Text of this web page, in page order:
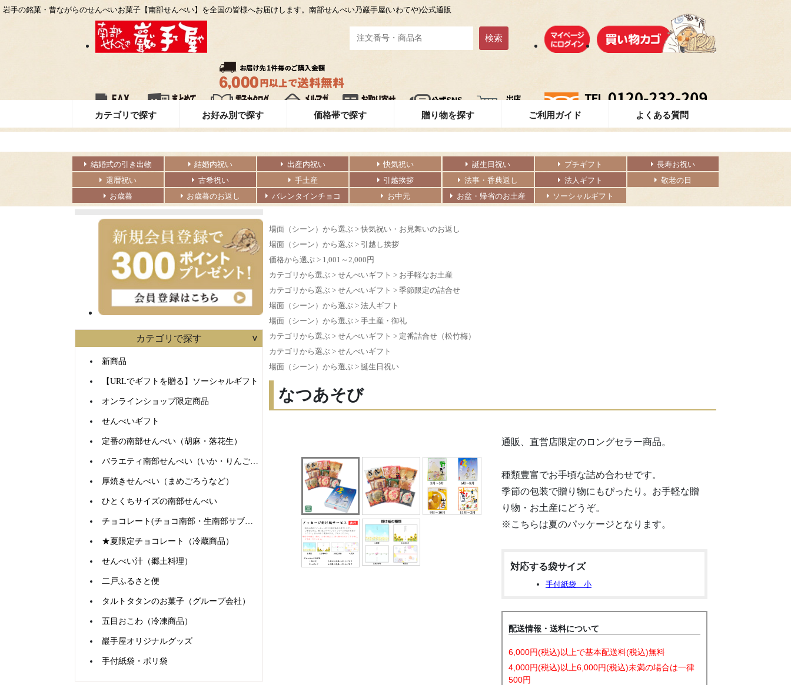
岩手の銘菓・昔ながらのせんべいお菓子【南部せんべい】を全国の皆様へお届けします。南部せんべい乃巖手屋(いわてや)公式通販
カテゴリで探す お好み別で探す 価格帯で探す 贈り物を探す ご利用ガイド よくある質問
結婚式の引き出物 結婚内祝い 出産内祝い 快気祝い 誕生日祝い プチギフト
長寿お祝い
還暦祝い
古希祝い 手土産 引越挨拶 法事・香典返し 法人ギフト
敬老の日
お歳暮
お歳暮のお返し バレンタインチョコ お中元 お盆・帰省のお土産 ソーシャルギフト
場面（シーン）から選ぶ > 快気祝い・お見舞いのお返し
場面（シーン）から選ぶ > 引越し挨拶
価格から選ぶ > 1,001～2,000円
カテゴリから選ぶ > せんべいギフト > お手軽なお土産
カテゴリから選ぶ > せんべいギフト > 季節限定の詰合せ
場面（シーン）から選ぶ > 法人ギフト
場面（シーン）から選ぶ > 手土産・御礼
カテゴリから選ぶ > せんべいギフト > 定番詰合せ（松竹梅）
カテゴリから選ぶ > せんべいギフト
場面（シーン）から選ぶ > 誕生日祝い
なつあそび
通販、直営店限定のロングセラー商品。
種類豊富でお手頃な詰め合わせです。
季節の包装で贈り物にもぴったり。お手軽な贈
り物・お土産にどうぞ。
※こちらは夏のパッケージとなります。
対応する袋サイズ
手付紙袋 小
配送情報・送料について
6,000円(税込)以上で基本配送料(税込)無料
4,000円(税込)以上6,000円(税込)未満の場合は一律
500円
カテゴリで探す
新商品
【URLでギフトを贈る】ソーシャルギフト
オンラインショップ限定商品
せんべいギフト
定番の南部せんべい（胡麻・落花生）
バラエティ南部せんべい（いか・りんごなど）
厚焼きせんべい（まめごろうなど）
ひとくちサイズの南部せんべい
チョコレート(チョコ南部・生南部サブレなど)
★夏限定チョコレート（冷蔵商品）
せんべい汁（郷土料理）
二戸ふるさと便
タルトタタンのお菓子（グループ会社）
五目おこわ（冷凍商品）
巖手屋オリジナルグッズ
手付紙袋・ポリ袋